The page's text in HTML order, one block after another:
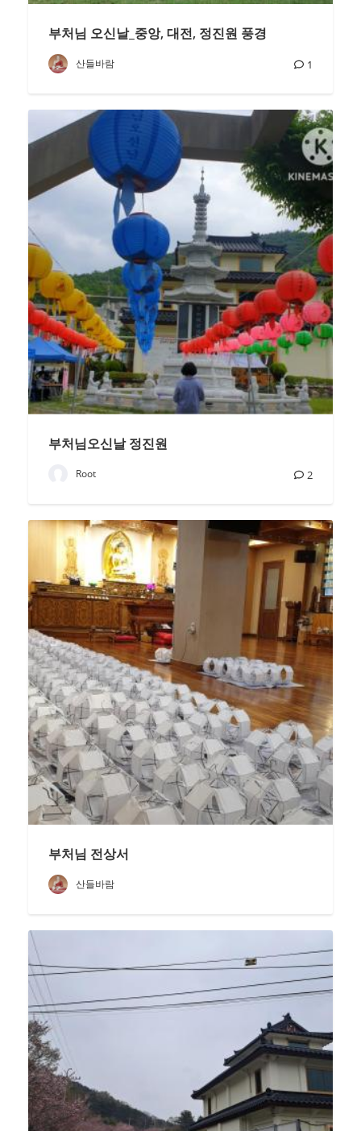
부처님 오신날_중앙, 대전, 정진원 풍경
산들바람 1
부처님오신날 정진원
Root 2
부처님 전상서
산들바람